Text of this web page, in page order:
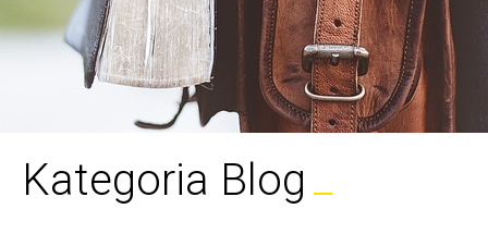
Kategoria Blog